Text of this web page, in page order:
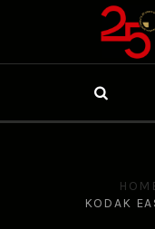
KODAK